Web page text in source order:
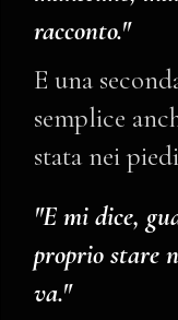
racconto."
E una
semplice
stata nei
"E mi dice,
proprio stare
va."